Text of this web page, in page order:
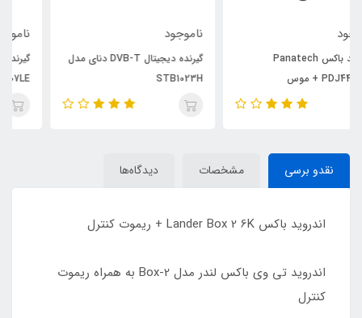
گیرنده دیجیتال DVB-T دنای مدل
STB1023H
گیرنده دیجیتال مکسیدر Maxeeder
نقدو برسی مشخصات دیدگاه‌ها
اندروید باکس Lander Box 2 6K + ریموت کنترل
اندروید تی وی باکس لندر مدل Box-2 به همراه ریموت
کنترل